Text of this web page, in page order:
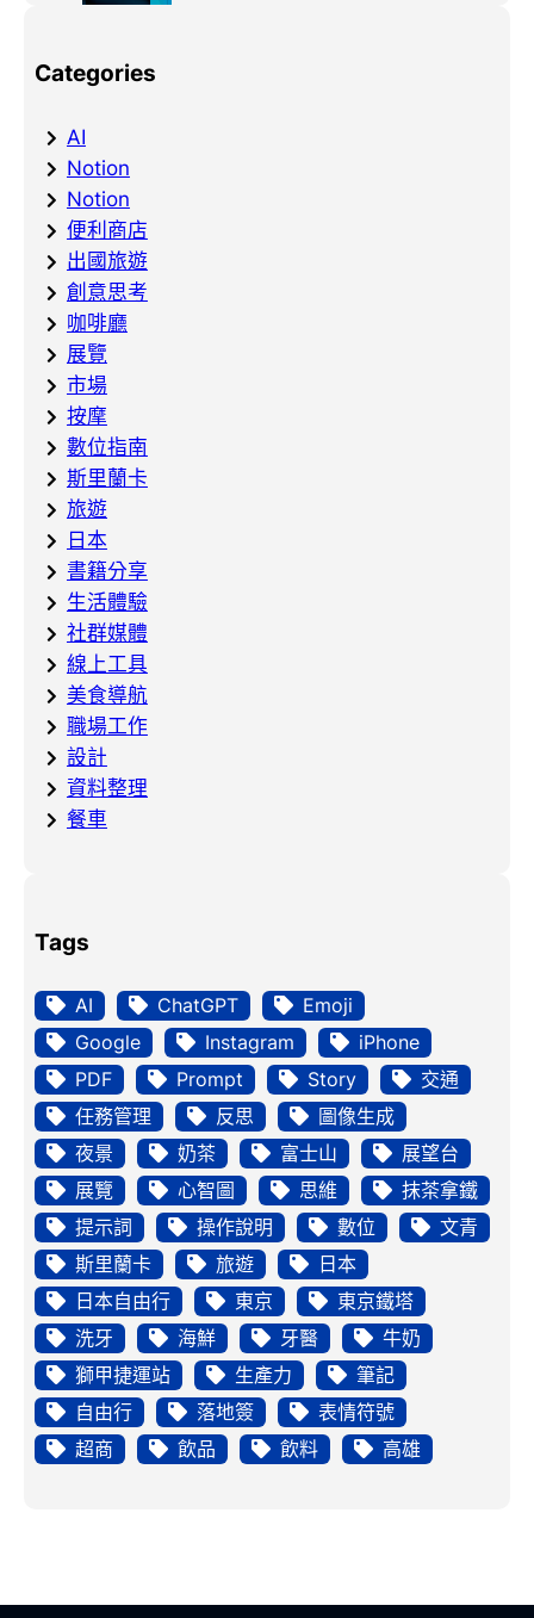
Categories
AI
Notion
Notion
便利商店
出國旅遊
創意思考
咖啡廳
展覽
市場
按摩
數位指南
斯里蘭卡
旅遊
日本
書籍分享
生活體驗
社群媒體
線上工具
美食導航
職場工作
設計
資料整理
餐車
Tags
AI ChatGPT
Emoji
Google
Instagram
iPhone
PDF
Prompt Story
交通
任務管理
反思
圖像生成
夜景
奶茶 富士山
展望台
展覽
心智圖 思維
抹茶拿鐵
提示詞
操作說明 數位
文青
斯里蘭卡
旅遊
日本
日本自由行
東京
東京鐵塔
洗牙
海鮮 牙醫
牛奶
獅甲捷運站
生產力
筆記
自由行
落地簽
表情符號
超商
飲品 飲料 高雄